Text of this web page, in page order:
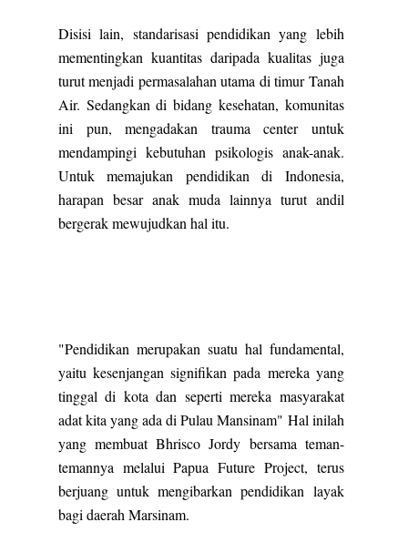
Disisi lain, standarisasi pendidikan yang lebih
mementingkan kuantitas daripada kualitas juga
turut menjadi permasalahan utama di timur Tanah
Air. Sedangkan di bidang kesehatan, komunitas
ini pun, mengadakan trauma center untuk
mendampingi kebutuhan psikologis anak-anak.
Untuk memajukan pendidikan di Indonesia,
harapan besar anak muda lainnya turut andil
bergerak mewujudkan hal itu.
"Pendidikan merupakan suatu hal fundamental,
yaitu kesenjangan signifikan pada mereka yang
tinggal di kota dan seperti mereka masyarakat
adat kita yang ada di Pulau Mansinam" Hal inilah
yang membuat Bhrisco Jordy bersama teman-
temannya melalui Papua Future Project, terus
berjuang untuk mengibarkan pendidikan layak
bagi daerah Marsinam.